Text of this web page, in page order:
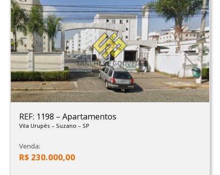
REF: 1198 – Apartamentos
Vila Urupês – Suzano – SP
Venda:
R$ 230.000,00